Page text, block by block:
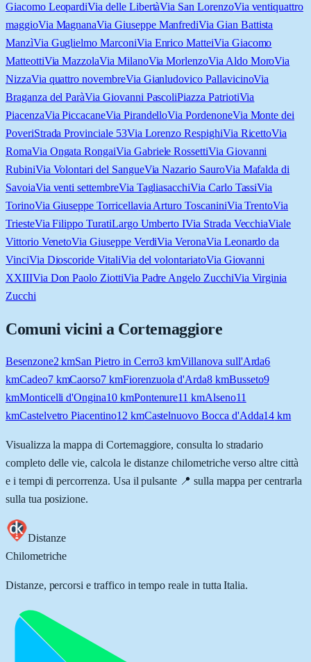
Giacomo LeopardiVia delle LibertàVia San LorenzoVia ventiquattro
maggioVia MagnanaVia Giuseppe ManfrediVia Gian Battista
ManzìVia Guglielmo MarconiVia Enrico MatteiVia Giacomo
MatteottiVia MazzolaVia MilanoVia MorlenzoVia Aldo MoroVia
NizzaVia quattro novembreVia Gianludovico PallavicinoVia
Braganza del ParàVia Giovanni PascoliPiazza PatriotiVia
PiacenzaVia PiccacaneVia PirandelloVia PordenoneVia Monte dei
PoveriStrada Provinciale 53Via Lorenzo RespighiVia RicettoVia
RomaVia Ongata RongaiVia Gabriele RossettiVia Giovanni
RubiniVia Volontari del SangueVia Nazario SauroVia Mafalda di
SavoiaVia venti settembreVia TagliasacchiVia Carlo TassiVia
TorinoVia Giuseppe Torricellavia Arturo ToscaniniVia TrentoVia
TriesteVia Filippo TuratiLargo Umberto IVia Strada VecchiaViale
Vittorio VenetoVia Giuseppe VerdiVia VeronaVia Leonardo da
VinciVia Dioscoride VitaliVia del volontariatoVia Giovanni
XXIIIVia Don Paolo ZiottiVia Padre Angelo ZucchiVia Virginia
Zucchi
Comuni vicini a Cortemaggiore
Besenzone2 kmSan Pietro in Cerro3 kmVillanova sull'Arda6
kmCadeo7kmCaorso7 kmFiorenzuola d'Arda8 kmBusseto9
kmMonticelli d'Ongina10kmPontenure11 kmAlseno11
kmCastelvetro Piacentino12 kmCastelnuovo Bocca d'Adda14 km
Visualizza la mappa di Cortemaggiore, consulta lo stradario
completo delle vie, calcola le distanze chilometriche verso altre città
e i tempi di percorrenza. Usa il pulsante 📍 sulla mappa per centrarla
sulla tua posizione.
Distanze
Chilometriche
Distanze, percorsi e traffico in tempo reale in tutta Italia.